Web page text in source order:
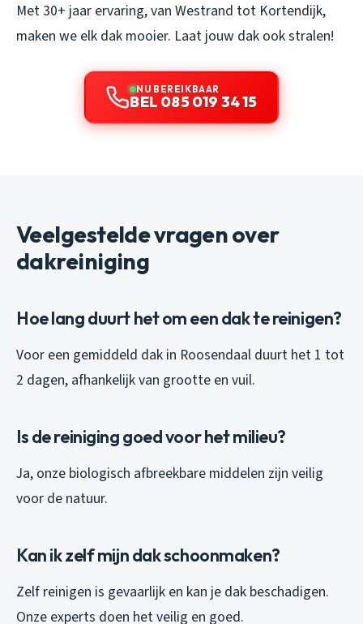
Met 30+ jaar ervaring, van Westrand tot Kortendijk,
maken we elk dak mooier. Laat jouw dak ook stralen!
NU BEREIKBAAR
BEL 085 019 34 15
Veelgestelde vragen over
dakreiniging
Hoe lang duurt het om een dak te reinigen?
Voor een gemiddeld dak in Roosendaal duurt het 1 tot
2 dagen, afhankelijk van grootte en vuil.
Is de reiniging goed voor het milieu?
Ja, onze biologisch afbreekbare middelen zijn veilig
voor de natuur.
Kan ik zelf mijn dak schoonmaken?
Zelf reinigen is gevaarlijk en kan je dak beschadigen.
Onze experts doen het veilig en goed.